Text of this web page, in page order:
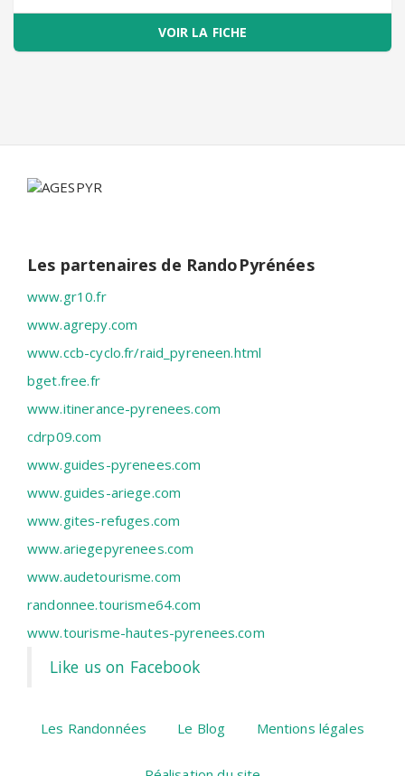
VOIR LA FICHE
Les partenaires de RandoPyrénées
www.gr10.fr
www.agrepy.com
www.ccb-cyclo.fr/raid_pyreneen.html
bget.free.fr
www.itinerance-pyrenees.com
cdrp09.com
www.guides-pyrenees.com
www.guides-ariege.com
www.gites-refuges.com
www.ariegepyrenees.com
www.audetourisme.com
randonnee.tourisme64.com
www.tourisme-hautes-pyrenees.com
Like us on Facebook
Les Randonnées Le Blog Mentions légales